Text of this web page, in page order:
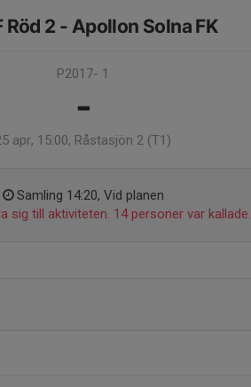
Röd 2 - Apollon Solna FK
P2017- 1
-
apr, 15:00, Råstasjön 2 (T1)
Samling 14:20, Vid planen
sig till aktiviteten. 14 personer var kallade.